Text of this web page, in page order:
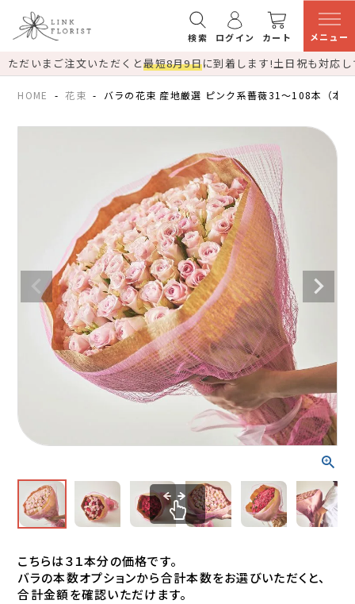
検索 ログイン カート メニュー
ただいまご注文いただくと最短8月9日に到着します!土日祝も対応
HOME 花束 バラの花束 産地厳選 ピンク系薔薇31～108本（本
こちらは３１本分の価格です。
バラの本数オプションから合計本数をお選びいただくと、
合計金額を確認いただけます。